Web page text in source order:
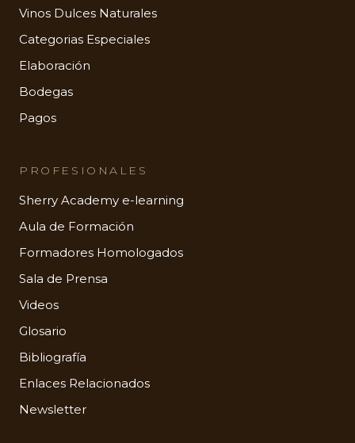
Vinos Dulces Naturales
Categorias Especiales
Elaboración
Bodegas
Pagos
PROFESIONALES
Sherry Academy e-learning
Aula de Formación
Formadores Homologados
Sala de Prensa
Videos
Glosario
Bibliografía
Enlaces Relacionados
Newsletter